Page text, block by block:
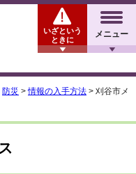
メニュー
いざという
ときに
防災 >情報の入手方法 > 刈谷市メ